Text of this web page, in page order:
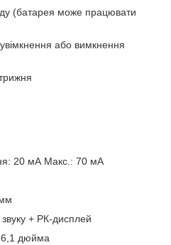
(батарея може працювати
увімкнення або вимкнення
20 мА Макс.: 70 мА
+ РК-дисплей
6,1 дюйма